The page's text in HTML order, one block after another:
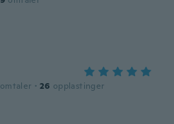
omtaler · 26 opplastinger